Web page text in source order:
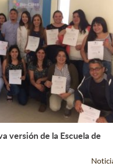
Leer Más +
versión de la Escuela de